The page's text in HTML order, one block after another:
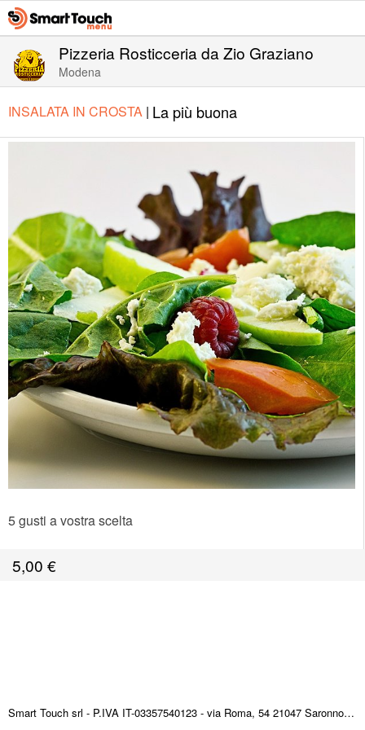
Pizzeria Rosticceria da Zio Graziano
Modena
INSALATA IN CROSTA | La più buona
5 gusti a vostra scelta
5,00 €
Smart Touch srl - P.IVA IT-03357540123 - via Roma, 54 21047 Saronno (VA) ITALY